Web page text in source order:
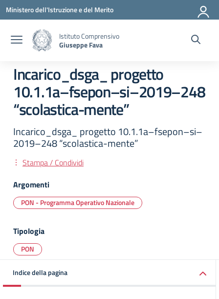
Vai ai contenuti
Vai al menu di navigazione
Vai al footer
Ministero dell'Istruzione e del Merito
Istituto Comprensivo
Giuseppe Fava
Incarico_dsga_ progetto
10.1.1a–fsepon–si–2019–248
“scolastica-mente”
Incarico_dsga_ progetto 10.1.1a–fsepon–si–
2019–248 “scolastica-mente”
Stampa / Condividi
Argomenti
PON - Programma Operativo Nazionale
Tipologia
PON
Indice della pagina